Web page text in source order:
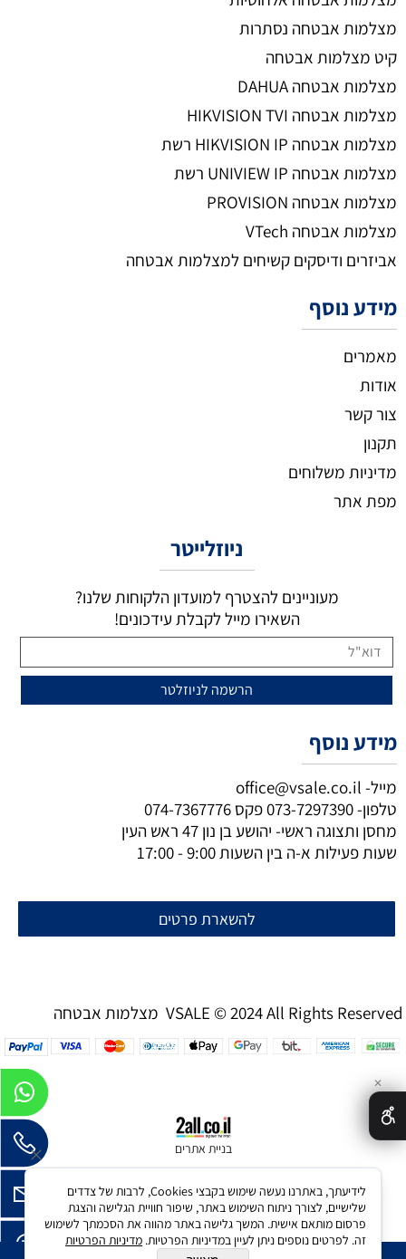
מצלמות אבטחה נסתרות
קיט מצלמות אבטחה
מצלמות אבטחה DAHUA
מצלמות אבטחה HIKVISION TVI
מצלמות אבטחה HIKVISION IP רשת
מצלמות אבטחה UNIVIEW IP רשת
מצלמות אבטחה PROVISION
מצלמות אבטחה VTech
אביזרים ודיסקים קשיחים למצלמות אבטחה
מידע נוסף
מאמרים
אודות
צור קשר
תקנון
מדיניות משלוחים
מפת אתר
ניוזלייטר
מעוניינים להצטרף למועדון הלקוחות שלנו?
השאירו מייל לקבלת עידכונים!
מידע נוסף
מייל- office@vsale.co.il
טלפון-073-7297390פקס 074-7367776
מחסן ותצוגה ראשי- יהושע בן נון 47 ראש העין
שעות פעילות א-ה בין השעות 9:00 - 17:00
להשארת פרטים
מצלמות אבטחה VSALE © 2024 All Rights Reserved
בניית אתרים
✕
לידיעתך, באתרנו נעשה שימוש בקבצי Cookies, לרבות של צדדים
שלישיים, לצורך ניתוח השימוש באתר, שיפור חוויית הגלישה והצגת
פרסום מותאם אישית. המשך גלישה באתר מהווה את הסכמתך לשימוש
זה. לפרטים נוספים ניתן לעיין במדיניות הפרטיות. מדיניות הפרטיות